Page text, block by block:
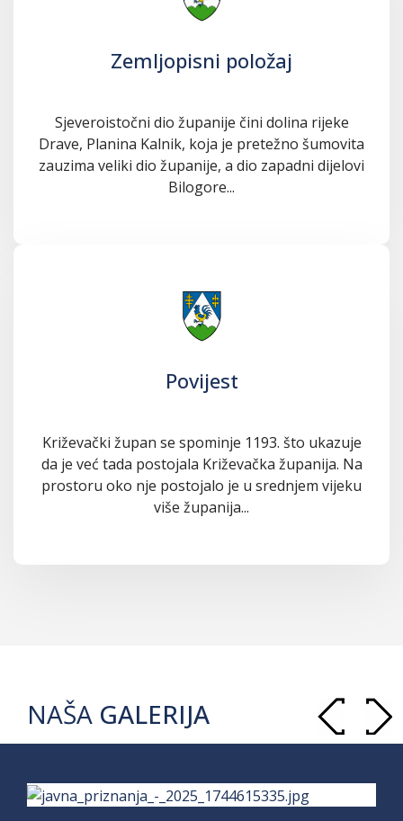
Zemljopisni položaj
Sjeveroistočni dio županije čini dolina rijeke
Drave, Planina Kalnik, koja je pretežno šumovita
zauzima veliki dio županije, a dio zapadni dijelovi
Bilogore...
Povijest
Križevački župan se spominje 1193. što ukazuje
da je već tada postojala Križevačka županija. Na
prostoru oko nje postojalo je u srednjem vijeku
više županija...
NAŠA GALERIJA